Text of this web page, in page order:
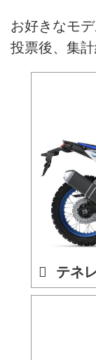
お好きなモ
投票後、集
テネ